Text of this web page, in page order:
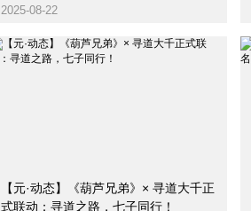
2025-08-22
【元·动态】《葫芦兄弟》× 寻道大千正
式联动：寻道之路，七子同行！